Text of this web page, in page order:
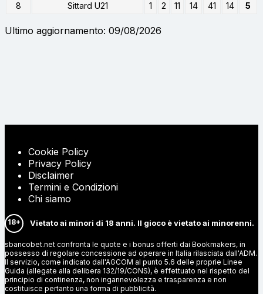
8
Sittard U21 1 2 11 14 41 14 5
Ultimo aggiornamento: 09/08/2026
Cookie Policy
Privacy Policy
Disclaimer
Termini e Condizioni
Chi siamo
18+ Vietato ai minori di 18 anni. Il gioco è vietato ai minorenni.
sbancobet.net confronta le quote e i bonus offerti dai Bookmakers, in
possesso di regolare concessione ad operare in Italia rilasciata dall'ADM.
Il servizio, come indicato dall'AGCOM al punto 5.6 delle proprie Linee
Guida (allegate alla delibera 132/19/CONS), è effettuato nel rispetto del
principio di continenza, non ingannevolezza e trasparenza e non
costituisce pertanto una forma di pubblicità.